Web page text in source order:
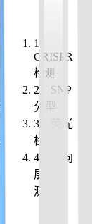
1
CRISPR
检测
2
SNP
分型
3
荧光
检测
4
侧向
层析检
测